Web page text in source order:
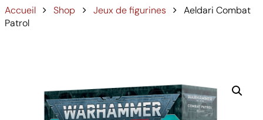
Accueil Shop Jeux de figurines
Aeldari Combat
Patrol